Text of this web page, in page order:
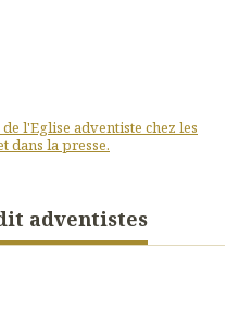
l'Eglise adventiste chez les
dans la presse.
adventistes